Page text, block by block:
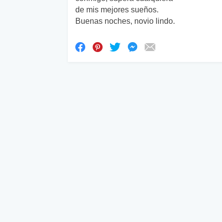
de mis mejores sueños.
Buenas noches, novio lindo.